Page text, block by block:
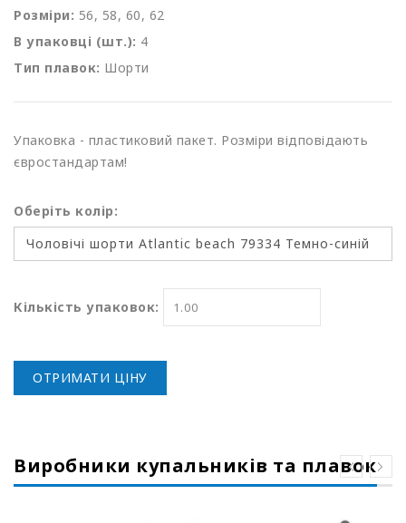
Розміри: 56, 58, 60, 62
В упаковці (шт.): 4
Тип плавок: Шорти
Упаковка - пластиковий пакет. Розміри відповідають
євростандартам!
Оберіть колір:
Кількість упаковок:
ОТРИМАТИ ЦІНУ
Виробники купальників та плавок